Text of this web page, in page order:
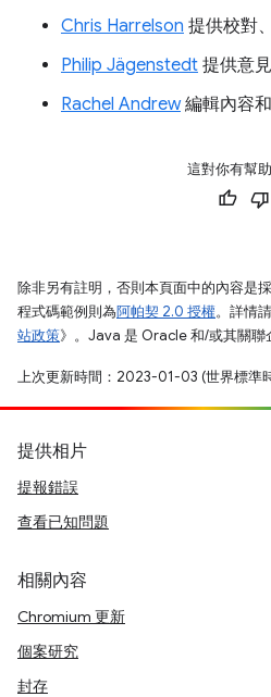
Chris Harrelson 提供校對
Philip Jägenstedt 提供意
Rachel Andrew編輯內容和
這對你有幫
除非另有註明，否則本頁面中的內容是
程式碼範例則為阿帕契 2.0 授權。詳情
站政策》。Java 是 Oracle 和/或其關聯
上次更新時間：2023-01-03 (世界標準時
提供相片
提報錯誤
查看已知問題
相關內容
Chromium 更新
個案研究
封存